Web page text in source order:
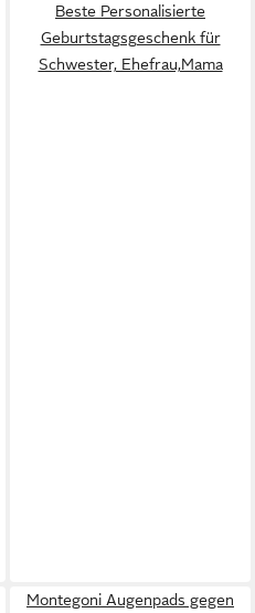
Beste Personalisierte
Geburtstagsgeschenk für
Schwester, Ehefrau,Mama
Montegoni Augenpads gegen